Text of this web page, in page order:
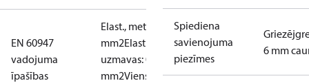
EN 60947
vadojuma
īpašības
Elast., metāla uzmavas: 0,2–1,5
mm2Elast., bez metāla
uzmavas: 0,2-2,5
mm2Vienstieples/daudzstiepļu:
Spiediena
savienojuma
piezīmes
6 mm